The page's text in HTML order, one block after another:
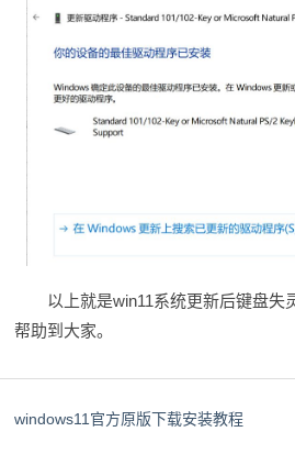
以上就是win11系统更新后键盘失
帮助到大家。
windows11官方原版下载安装教程